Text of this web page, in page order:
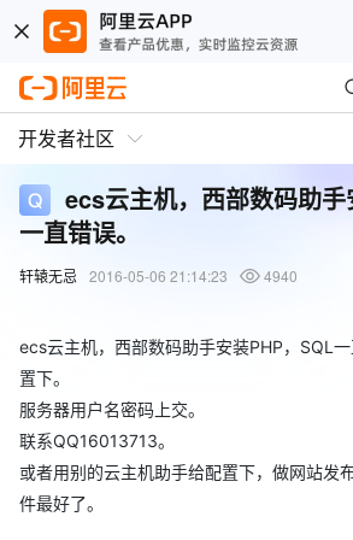
开发者社区
ecs云主机，西部数码助
一直错误。
轩辕无忌 2016-05-06 21:14:23
4940
ecs云主机，西部数码助手安装PHP，SQL
置下。
服务器用户名密码上交。
联系QQ16013713。
或者用别的云主机助手给配置下，做网站发
件最好了。